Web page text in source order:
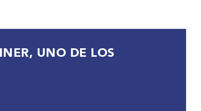
UNO DE LOS